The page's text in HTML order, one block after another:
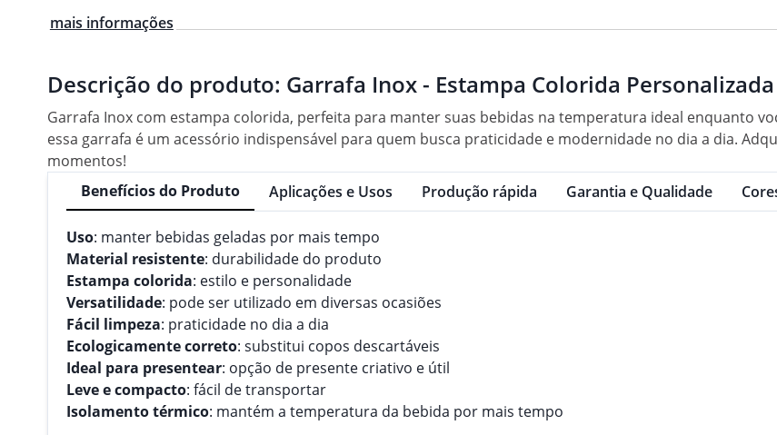
mais informações
Descrição do produto: Garrafa Inox - Estampa Colorida Personalizada
Garrafa Inox com estampa colorida, perfeita para manter suas bebidas na temperatura ideal enquanto
essa garrafa é um acessório indispensável para quem busca praticidade e modernidade no dia a dia.
momentos!
Benefícios do Produto
Aplicações e Usos Produção rápida Garantia e Qualidade
Uso: manter bebidas geladas por mais tempo
Material resistente: durabilidade do produto
Estampa colorida: estilo e personalidade
Versatilidade: pode ser utilizado em diversas ocasiões
Fácil limpeza: praticidade no dia a dia
Ecologicamente correto: substitui copos descartáveis
Ideal para presentear: opção de presente criativo e útil
Leve e compacto: fácil de transportar
Isolamento térmico: mantém a temperatura da bebida por mais tempo